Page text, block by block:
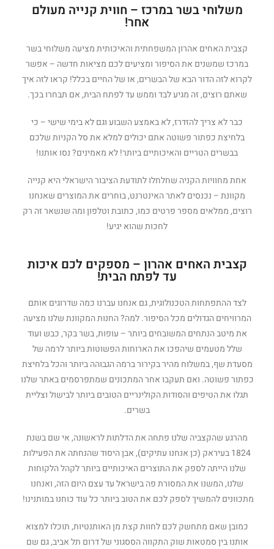
משלוחי בשר במרכז – חווית קנייה מעולם
אחר!
קצבית האחים אהרון המשפחתית והאיכותית מציעה משלוחי בשר
במרכז שמשנים את הסיפור ומציעים לכם מציאות חדשה – אפשר
לקרוא לזה הדור הבא של הבשרים, או של החיים בכלל! קראו לזה איך
שאתם רוצים, זה מגיע לבד וממש עד לפתח הבית, אם תבחרו בכך.
כבר לא צריך להזדרז, לא באמצע השבוע וגם לא בימי שישי – כי
בלחיצת כפתור פשוטה אתם יכולים למלא את סל הקניות שלכם
בבשרים הטריים והאיכותיים ביותר! לא מאמינים? נסו אותנו!
אחת מחוויות הקניה שחלחלו לתודעת הציבור הישראלי היא קנייה
מקוונת – נכנסים לאתר האינטרנט, בוחרים את המוצרים שאנחנו
רוצים, ממלאים מספר פרטים כמו, כתובת וטלפון ומה שנשאר זה רק
לחכות שהוא יגיע!
קצבית האחים אהרון – מספקים לכם איכות
עד לפתח הבית!
לצד ההתפתחות הטכנולוגית, גם אנחנו עברנו כמה שדרוגים אותם
המרוויחים הגדולים מכל הסיפור. למה? החנות המקוונת שלנו מציעה
את מיטב הנתחים המשובחים ביותר – עופות, בשר בקר, כבש ועוד
שלל מטעמים שיהפכו את הארוחות הפשוטות ביותר לרמה של
מסעדת שף, במשלוח מהיר בקירור ברמה הגבוהה ביותר והכל בלחיצת
כפתור פשוטה. ואם תעקבו אחר המתכונים שמתפרסמים באתר שלנו
תגלו את הטיפים והסודות הקולינריים הטובים ביותר לבישול וצליית
בשרים.
מהרגע שהקצביה שלנו פתחה את הדלתות לראשונה, אי שם בשנת
1824 בעיראק (כן אנחנו עתיקים), אבן היסוד שהנחתה את הפעילות
שלנו הייתה לספק את התוצרים האיכותיים ביותר לקהל הלקוחות
שלנו, המשנו את המסורת פה בישראל עד עצם היום הזה, ואנחנו
מתכוונים להמשיך לספק לכם את הטוב ביותר כל עוד כוחנו במותנינו!
כמובן שאם מתחשק לכם לחוות קצת מן האותנטיות, תוכלו למצוא
אותנו בין סמטאות שוק התקווה הססגוני של דרום תל אביב, גם שם